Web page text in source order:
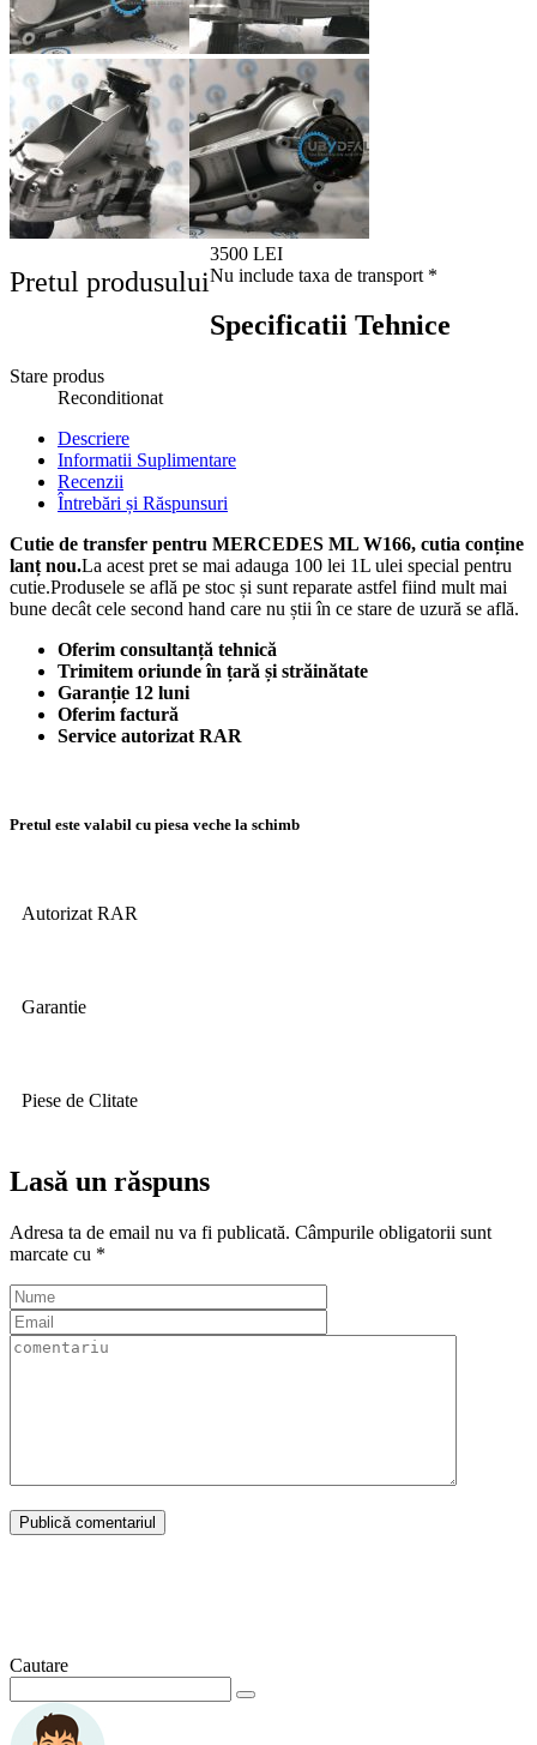
Pretul produsului
3500 LEI
Nu include taxa de transport *
Specificatii Tehnice
Stare produs
Reconditionat
Descriere
Informatii Suplimentare
Recenzii
Întrebări și Răspunsuri
Cutie de transfer pentru MERCEDES ML W166, cutia conține
lanț nou.La acest pret se mai adauga 100 lei 1L ulei special pentru
cutie.Produsele se află pe stoc și sunt reparate astfel fiind mult mai
bune decât cele second hand care nu știi în ce stare de uzură se află.
Oferim consultanță tehnică
Trimitem oriunde în țară și străinătate
Garanție 12 luni
Oferim factură
Service autorizat RAR
Pretul este valabil cu piesa veche la schimb
Autorizat RAR
Garantie
Piese de Clitate
Lasă un răspuns
Adresa ta de email nu va fi publicată. Câmpurile obligatorii sunt
marcate cu *
Cautare